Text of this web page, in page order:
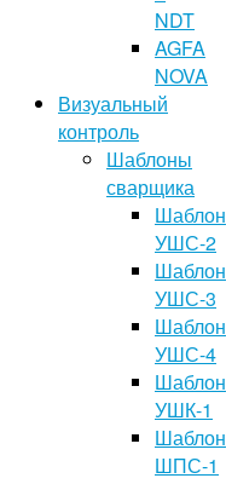
NDT
AGFA
NOVA
Визуальный
контроль
Шаблоны
сварщика
Шаблон
УШС-2
Шаблон
УШС-3
Шаблон
УШС-4
Шаблон
УШК-1
Шаблон
ШПС-1